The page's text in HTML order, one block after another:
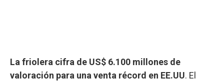
La friolera cifra de US$ 6.100 millones de
valoración para una venta récord en EE.UU. El